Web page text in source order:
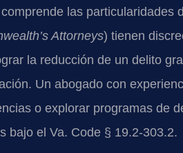
las particularidades
Attorneys) tienen
la reducción de un delito
Un abogado con
o explorar programas de
bajo el Va. Code § 19.2-303.2.